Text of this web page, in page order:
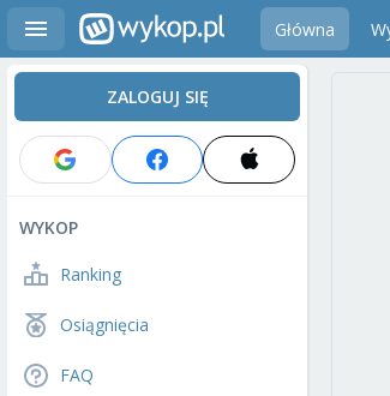
Główna
ZALOGUJ SIĘ
WYKOP
Ranking
Osiągnięcia
FAQ